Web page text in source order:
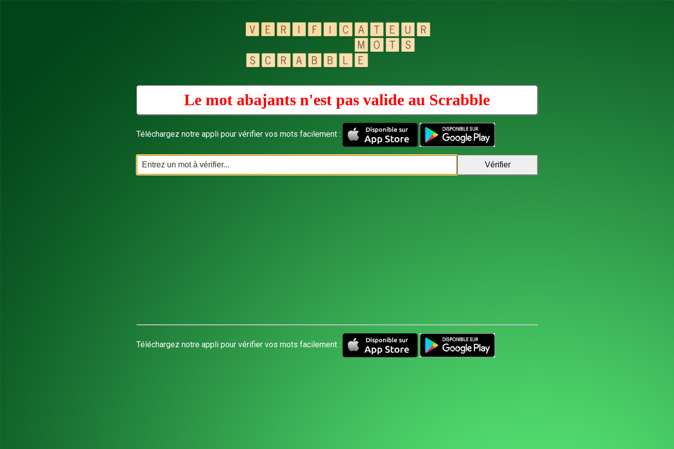
Le mot abajants n'est pas valide au Scrabble
Téléchargez notre appli pour vérifier vos mots facilement :
Téléchargez notre appli pour vérifier vos mots facilement :